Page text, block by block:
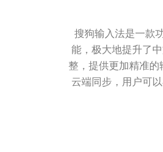
搜狗输入法是一款
能，极大地提升了
整，提供更加精准
云端同步，用户可